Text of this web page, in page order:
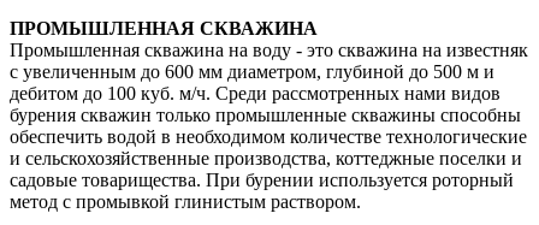
ПРОМЫШЛЕННАЯ СКВАЖИНА
Промышленная скважина на воду - это скважина на известняк
с увеличенным до 600 мм диаметром, глубиной до 500 м и
дебитом до 100 куб. м/ч. Среди рассмотренных нами видов
бурения скважин только промышленные скважины способны
обеспечить водой в необходимом количестве технологические
и сельскохозяйственные производства, коттеджные поселки и
садовые товарищества. При бурении используется роторный
метод с промывкой глинистым раствором.